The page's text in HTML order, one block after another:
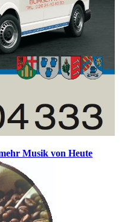
Musik von Heute